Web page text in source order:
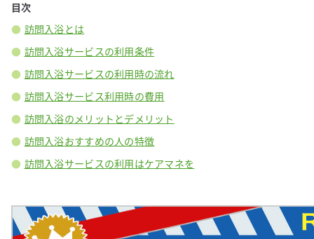
目次
訪問入浴とは
訪問入浴サービスの利用条件
訪問入浴サービスの利用時の流れ
訪問入浴サービス利用時の費用
訪問入浴のメリットとデメリット
訪問入浴おすすめの人の特徴
訪問入浴サービスの利用はケアマネを